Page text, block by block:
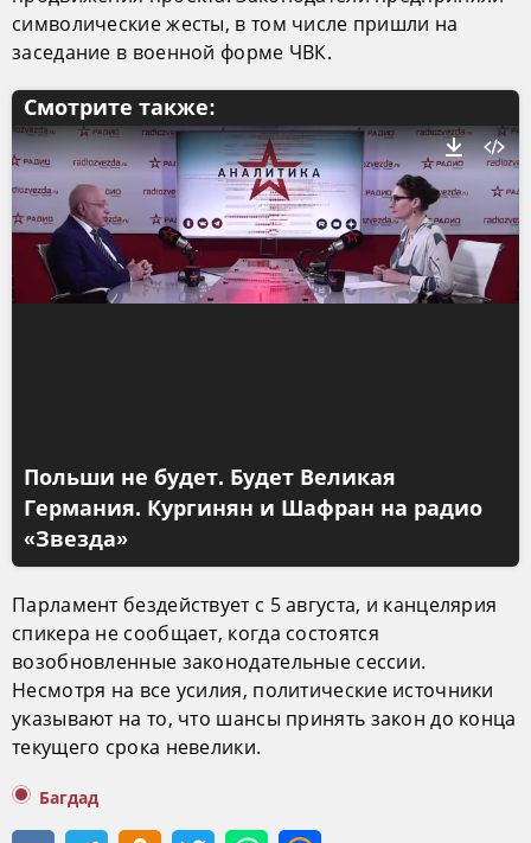
символические жесты, в том числе пришли на
заседание в военной форме ЧВК.
Смотрите также:
Польши не будет. Будет Великая
Германия. Кургинян и Шафран на радио
«Звезда»
Парламент бездействует с 5 августа, и канцелярия
спикера не сообщает, когда состоятся
возобновленные законодательные сессии.
Несмотря на все усилия, политические источники
указывают на то, что шансы принять закон до конца
текущего срока невелики.
Багдад